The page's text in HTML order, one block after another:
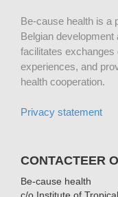
Be-cause health is a
Belgian development
facilitates exchanges
experiences, and
health cooperation.
Privacy statement
CONTACTEER
Be-cause health